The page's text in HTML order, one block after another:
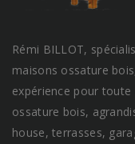
Rémi BILLOT,
maisons ossature
expérience pour
ossature bois,
house, terrasses,